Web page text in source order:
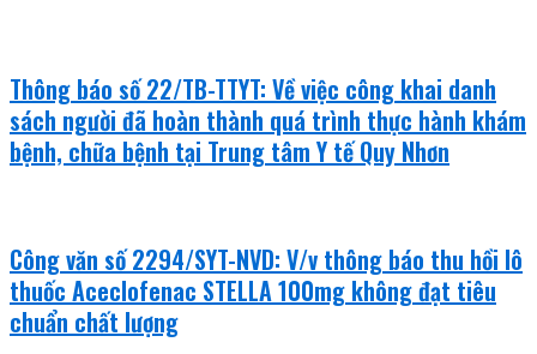
Thông báo số 22/TB-TTYT: Về việc công khai danh
sách người đã hoàn thành quá trình thực hành khám
bệnh, chữa bệnh tại Trung tâm Y tế Quy Nhơn
Công văn số 2294/SYT-NVD: V/v thông báo thu hồi lô
thuốc Aceclofenac STELLA 100mg không đạt tiêu
chuẩn chất lượng